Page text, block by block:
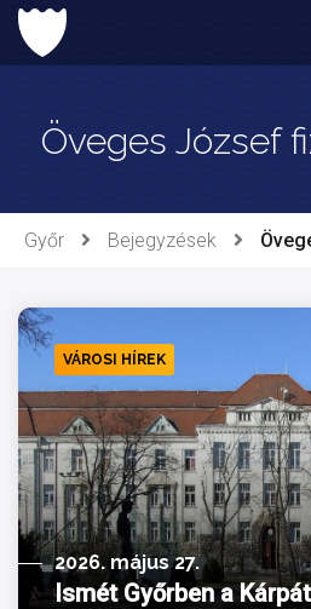
Ugrás
tartalomhoz
Öveges József
Győr Bejegyzések
VÁROSI HÍREK
2026. május 27.
Ismét Győrben a